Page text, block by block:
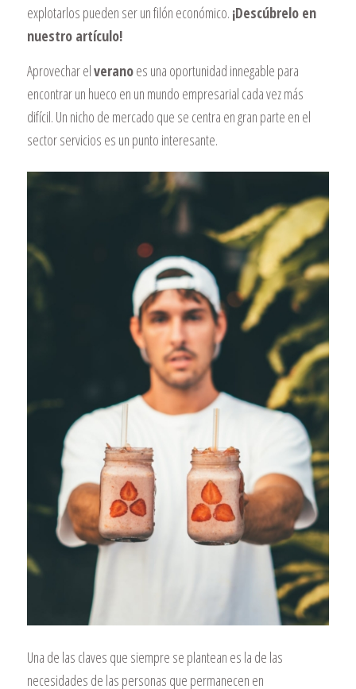
explotarlos pueden ser un filón económico. ¡Descúbrelo en
nuestro artículo!
Aprovechar elveranoes una oportunidad innegable para
encontrar un hueco en un mundo empresarial cada vez más
difícil. Un nicho de mercado que se centra en gran parte en el
sector servicios es un punto interesante.
Una de las claves que siempre se plantean es la de las
necesidades de las personas que permanecen en